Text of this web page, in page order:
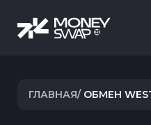
ГЛАВНАЯ/ ОБМЕН